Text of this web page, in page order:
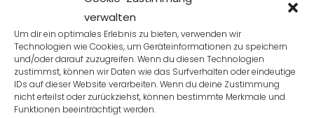
verwalten
Um dir ein optimales Erlebnis zu bieten, verwenden wir
Technologien wie Cookies, um Geräteinformationen zu speichern
und/oder darauf zuzugreifen. Wenn du diesen Technologien
zustimmst, können wir Daten wie das Surfverhalten oder eindeutige
IDs auf dieser Website verarbeiten. Wenn du deine Zustimmung
nicht erteilst oder zurückziehst, können bestimmte Merkmale und
Funktionen beeinträchtigt werden.
Ahornholz
Speicher: 16 GB
Marke: A Plus